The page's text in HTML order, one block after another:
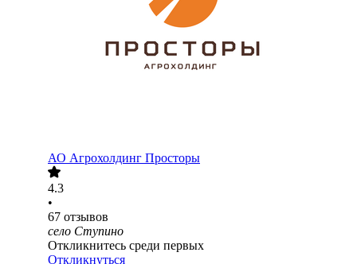
АО Агрохолдинг Просторы
4.3
•
67 отзывов
село Ступино
Откликнитесь среди первых
Откликнуться